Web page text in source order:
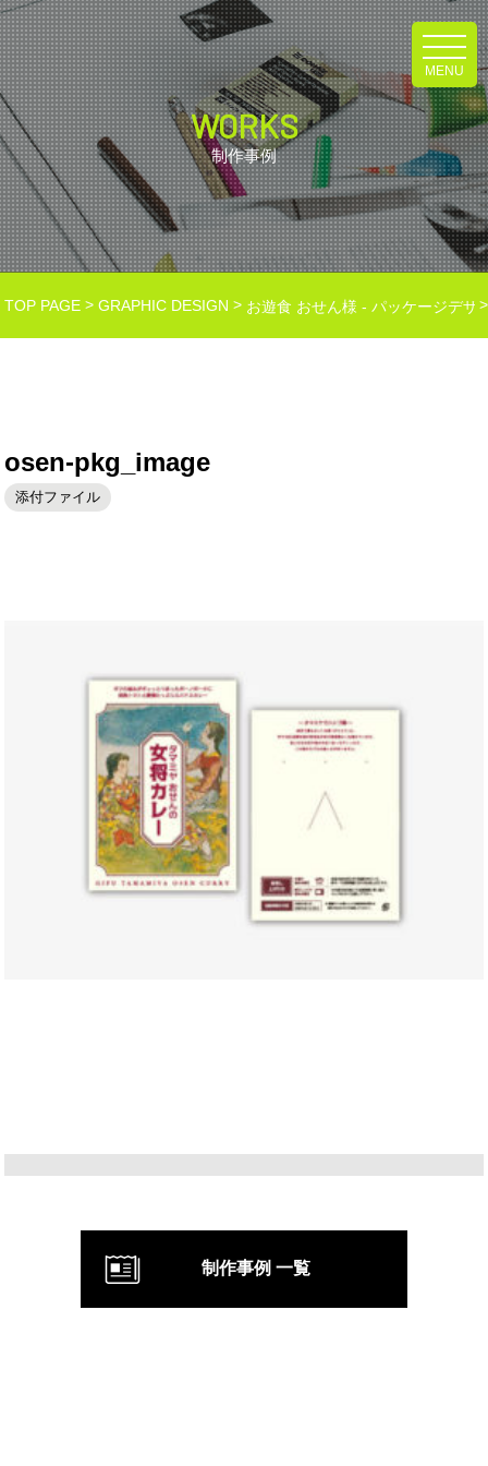
MENU
WORKS
制作事例
TOP PAGE >GRAPHIC DESIGN > お遊食 おせん様 - パッケージデザ
osen-pkg_image
添付ファイル
制作事例 一覧